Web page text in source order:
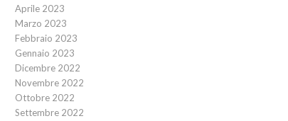
Aprile 2023
Marzo 2023
Febbraio 2023
Gennaio 2023
Dicembre 2022
Novembre 2022
Ottobre 2022
Settembre 2022